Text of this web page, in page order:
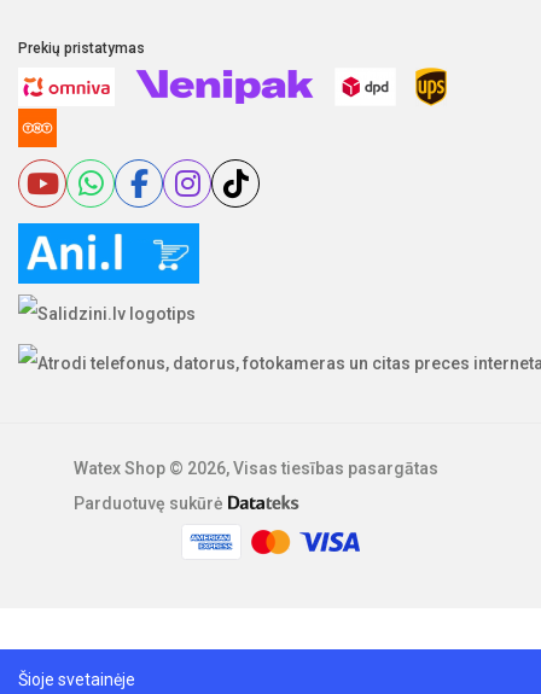
Prekių pristatymas
Watex Shop © 2026, Visas tiesības pasargātas
Parduotuvę sukūrė
Šioje svetainėje